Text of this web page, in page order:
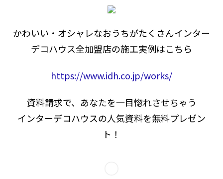
かわいい・オシャレなおうちがたくさんインター
デコハウス全加盟店の施工実例はこちら
https://www.idh.co.jp/works/
資料請求で、あなたを一目惚れさせちゃう
インターデコハウスの人気資料を無料プレゼン
ト！